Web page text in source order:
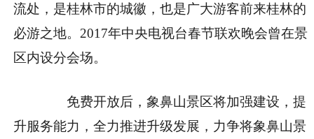
流处，是桂林市的城徽，也是广大游客前来桂林的
必游之地。2017年中央电视台春节联欢晚会曾在景
区内设分会场。
免费开放后，象鼻山景区将加强建设，提
升服务能力，全力推进升级发展，力争将象鼻山景